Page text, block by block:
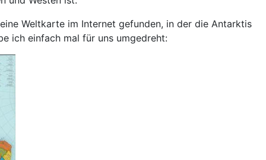
Weltkarte im Internet gefunden, in der die Antarktis
ich einfach mal für uns umgedreht: